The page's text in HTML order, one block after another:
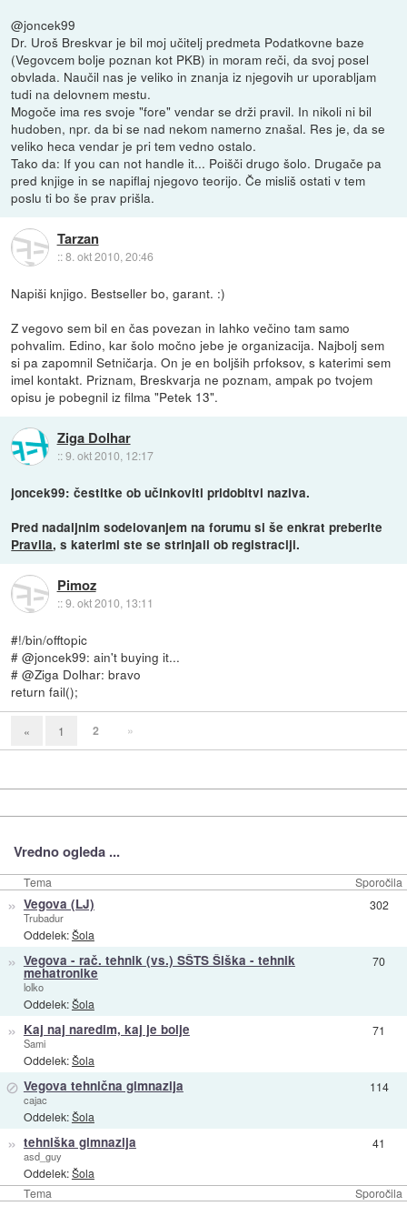
@joncek99
Dr. Uroš Breskvar je bil moj učitelj predmeta Podatkovne baze
(Vegovcem bolje poznan kot PKB) in moram reči, da svoj posel
obvlada. Naučil nas je veliko in znanja iz njegovih ur uporabljam
tudi na delovnem mestu.
Mogoče ima res svoje "fore" vendar se drži pravil. In nikoli ni bil
hudoben, npr. da bi se nad nekom namerno znašal. Res je, da se
veliko heca vendar je pri tem vedno ostalo.
Tako da: If you can not handle it... Poišči drugo šolo. Drugače pa
pred knjige in se napiflaj njegovo teorijo. Če misliš ostati v tem
poslu ti bo še prav prišla.
Tarzan
::8. okt 2010, 20:46
Napiši knjigo. Bestseller bo, garant. :)
Z vegovo sem bil en čas povezan in lahko večino tam samo
pohvalim. Edino, kar šolo močno jebe je organizacija. Najbolj sem
si pa zapomnil Setničarja. On je en boljših prfoksov, s katerimi sem
imel kontakt. Priznam, Breskvarja ne poznam, ampak po tvojem
opisu je pobegnil iz filma "Petek 13".
Ziga Dolhar
::9. okt 2010, 12:17
joncek99: čestitke ob učinkoviti pridobitvi naziva.
Pred nadaljnim sodelovanjem na forumu si še enkrat preberite
Pravila, s katerimi ste se strinjali ob registraciji.
Pimoz
::9. okt 2010, 13:11
#!/bin/offtopic
# @joncek99: ain't buying it...
# @Ziga Dolhar: bravo
return fail();
« 1 2 »
Vredno ogleda ...
Tema Sporočila
Tema Sporočila
» Vegova (LJ)
Trubadur
Oddelek:Šola
302
» Vegova - rač. tehnik (vs.) SŠTS Šiška - tehnik
mehatronike
lolko
Oddelek:Šola
70
» Kaj naj naredim, kaj je bolje
Sami
Oddelek:Šola
71
⊘ Vegova tehnična gimnazija
cajac
Oddelek:Šola
114
» tehniška gimnazija
asd_guy
Oddelek:Šola
41